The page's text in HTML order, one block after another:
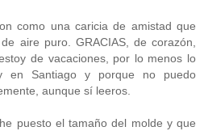
como una caricia de amistad que
aire puro. GRACIAS, de corazón,
de vacaciones, por lo menos lo
en Santiago y porque no puedo
aunque sí leeros.
puesto el tamaño del molde y que